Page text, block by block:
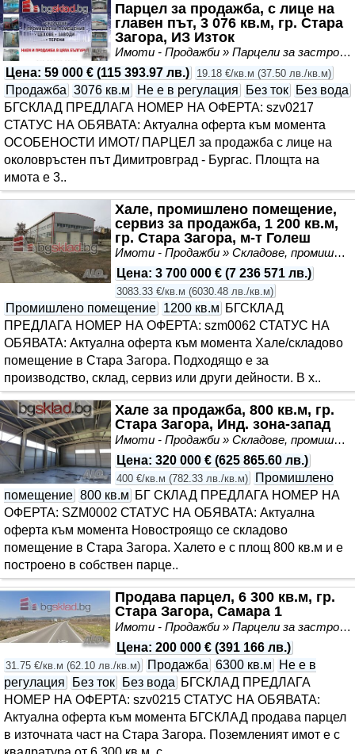
Парцел за продажба, с лице на
главен път, 3 076 кв.м, гр. Стара
Загора, ИЗ Изток
Имоти - Продажби » Парцели за застрояване, Инвестиционни проекти
Цена: 59 000 € (115 393.97 лв.) 19.18 €/кв.м (37.50 лв./кв.м)
Продажба 3076 кв.м Не е в регулация Без ток
Без вода
БГСКЛАД ПРЕДЛАГА НОМЕР НА ОФЕРТА: szv0217
СТАТУС НА ОБЯВАТА: Актуална оферта към момента
ОСОБЕНОСТИ ИМОТ/ ПАРЦЕЛ за продажба с лице на
околовръстен път Димитровград - Бургас. Площта на
имота е 3..
Хале, промишлено помещение,
сервиз за продажба, 1 200 кв.м,
гр. Стара Загора, м-т Голеш
Имоти - Продажби » Складове, промишлени и стопански имоти
Цена: 3 700 000 € (7 236 571 лв.)
3083.33 €/кв.м (6030.48 лв./кв.м)
Промишлено помещение 1200 кв.м БГСКЛАД
ПРЕДЛАГА НОМЕР НА ОФЕРТА: szm0062 СТАТУС НА
ОБЯВАТА: Актуална оферта към момента Хале/складово
помещение в Стара Загора. Подходящо е за
производство, склад, сервиз или други дейности. В х..
Хале за продажба, 800 кв.м, гр.
Стара Загора, Инд. зона-запад
Имоти - Продажби » Складове, промишлени и стопански имоти
Цена: 320 000 € (625 865.60 лв.)
400 €/кв.м (782.33 лв./кв.м)
Промишлено
помещение 800 кв.м БГ СКЛАД ПРЕДЛАГА НОМЕР НА
ОФЕРТА: SZM0002 СТАТУС НА ОБЯВАТА: Актуална
оферта към момента Новостроящо се складово
помещение в Стара Загора. Халето е с площ 800 кв.м и е
построено в собствен парце..
Продава парцел, 6 300 кв.м, гр.
Стара Загора, Самара 1
Имоти - Продажби » Парцели за застрояване, Инвестиционни проекти
Цена: 200 000 € (391 166 лв.)
31.75 €/кв.м (62.10 лв./кв.м) Продажба 6300 кв.м
Не е в
регулация
Без ток Без вода БГСКЛАД ПРЕДЛАГА
НОМЕР НА ОФЕРТА: szv0215 СТАТУС НА ОБЯВАТА:
Актуална оферта към момента БГСКЛАД продава парцел
в източната част на Стара Загора. Поземленият имот е с